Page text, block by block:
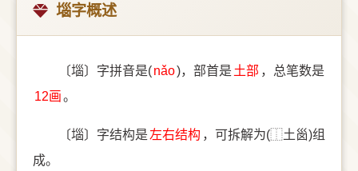
堖字概述
〔堖〕字拼音是(nǎo)，部首是 ⼟部 ，总笔数是
12画。
〔堖〕字结构是 左右结构 ，可拆解为(⿰土𡿺)组
成。